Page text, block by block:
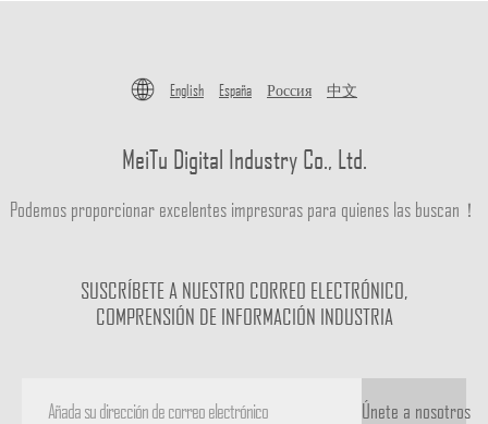
English España Россия 中文
MeiTu Digital Industry Co., Ltd.
Podemos proporcionar excelentes impresoras para quienes las buscan！
SUSCRÍBETE A NUESTRO CORREO ELECTRÓNICO,
COMPRENSIÓN DE INFORMACIÓN INDUSTRIA
Únete a nosotros